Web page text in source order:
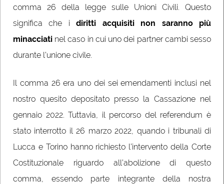
comma 26 della legge sulle Unioni Civili. Questo
significa che idiritti acquisiti non saranno più
minacciati nel caso in cui uno dei partner cambi sesso
durante l’unione civile.
Il comma 26 era uno dei sei emendamenti inclusi nel
nostro quesito depositato presso la Cassazione nel
gennaio 2022. Tuttavia, il percorso del referendum è
stato interrotto il 26 marzo 2022, quando i tribunali di
Lucca e Torino hanno richiesto l’intervento della Corte
Costituzionale riguardo all’abolizione di questo
comma, essendo parte integrante della nostra